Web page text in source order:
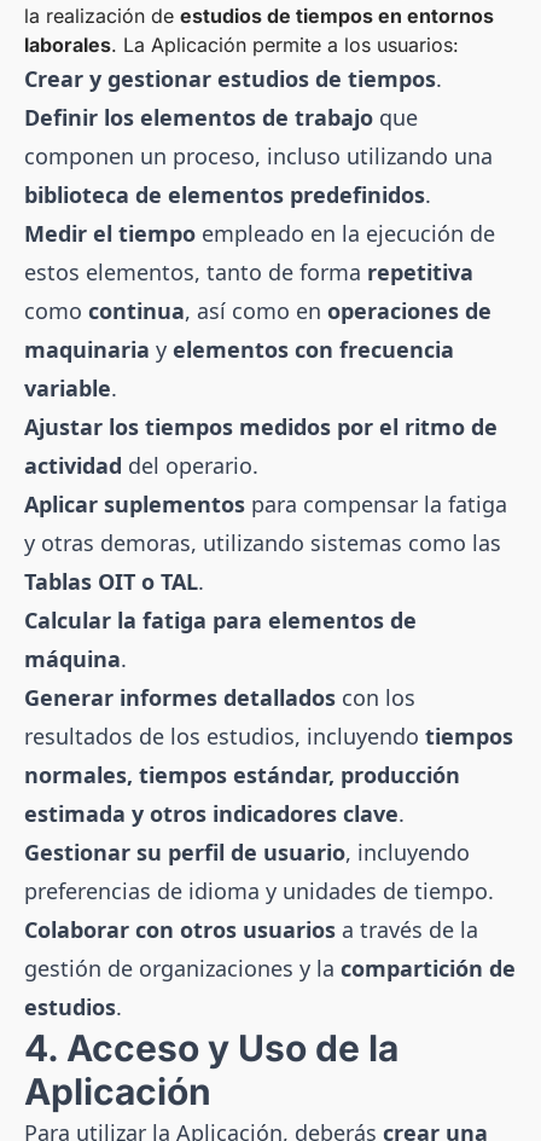
la realización de estudios de tiempos en entornos
laborales. La Aplicación permite a los usuarios:
Crear y gestionar estudios de tiempos.
Definir los elementos de trabajo que
componen un proceso, incluso utilizando una
biblioteca de elementos predefinidos.
Medir el tiempo empleado en la ejecución de
estos elementos, tanto de forma repetitiva
como continua, así como en operaciones de
maquinaria y elementos con frecuencia
variable.
Ajustar los tiempos medidos por el ritmo de
actividad del operario.
Aplicar suplementos para compensar la fatiga
y otras demoras, utilizando sistemas como las
Tablas OIT o TAL.
Calcular la fatiga para elementos de
máquina.
Generar informes detallados con los
resultados de los estudios, incluyendo tiempos
normales, tiempos estándar, producción
estimada y otros indicadores clave.
Gestionar su perfil de usuario, incluyendo
preferencias de idioma y unidades de tiempo.
Colaborar con otros usuarios a través de la
gestión de organizaciones y la compartición de
estudios.
4. Acceso y Uso de la
Aplicación
Para utilizar la Aplicación, deberás crear una